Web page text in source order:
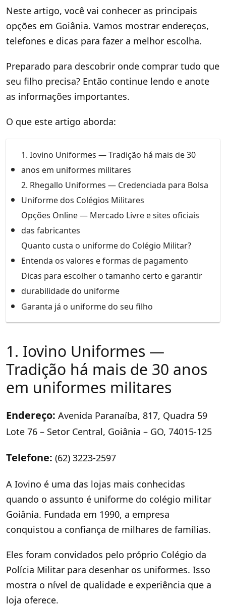
Neste artigo, você vai conhecer as principais
opções em Goiânia. Vamos mostrar endereços,
telefones e dicas para fazer a melhor escolha.
Preparado para descobrir onde comprar tudo que
seu filho precisa? Então continue lendo e anote
as informações importantes.
O que este artigo aborda:
1. Iovino Uniformes — Tradição há mais de 30
anos em uniformes militares
2. Rhegallo Uniformes — Credenciada para Bolsa
Uniforme dos Colégios Militares
Opções Online — Mercado Livre e sites oficiais
das fabricantes
Quanto custa o uniforme do Colégio Militar?
Entenda os valores e formas de pagamento
Dicas para escolher o tamanho certo e garantir
durabilidade do uniforme
Garanta já o uniforme do seu filho
1. Iovino Uniformes —
Tradição há mais de 30 anos
em uniformes militares
Endereço: Avenida Paranaíba, 817, Quadra 59
Lote 76 – Setor Central, Goiânia – GO, 74015-125
Telefone: (62) 3223-2597
A Iovino é uma das lojas mais conhecidas
quando o assunto é uniforme do colégio militar
Goiânia. Fundada em 1990, a empresa
conquistou a confiança de milhares de famílias.
Eles foram convidados pelo próprio Colégio da
Polícia Militar para desenhar os uniformes. Isso
mostra o nível de qualidade e experiência que a
loja oferece.